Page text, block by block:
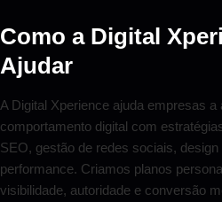
Como a Digital
Ajudar
A Digital Xperience ajuda empresas
comportamento digital com
SEO, gestão de redes sociais,
performance. Criamos planos
visibilidade, autoridade e conversão